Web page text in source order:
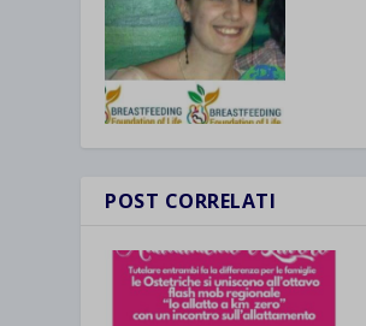
POST CORRELATI